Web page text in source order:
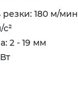
резки: 180 м/мин
2 - 19 мм